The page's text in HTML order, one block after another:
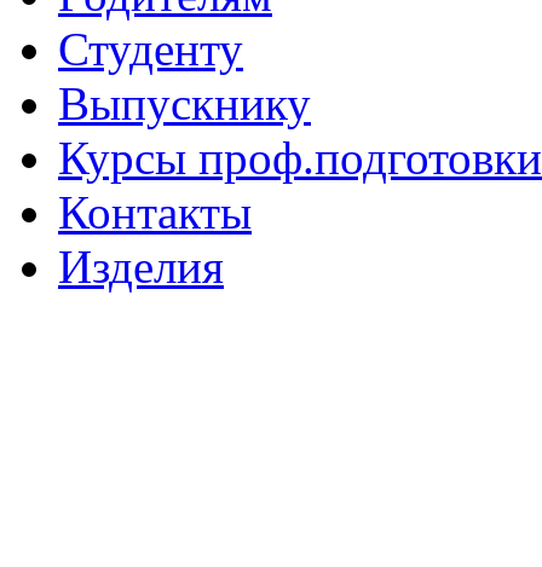
Студенту
Выпускнику
Курсы проф.подготовки
Контакты
Изделия